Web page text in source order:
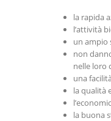
la rapida
l’attività
un ampio
non
nelle loro
una
la qualità
la buona